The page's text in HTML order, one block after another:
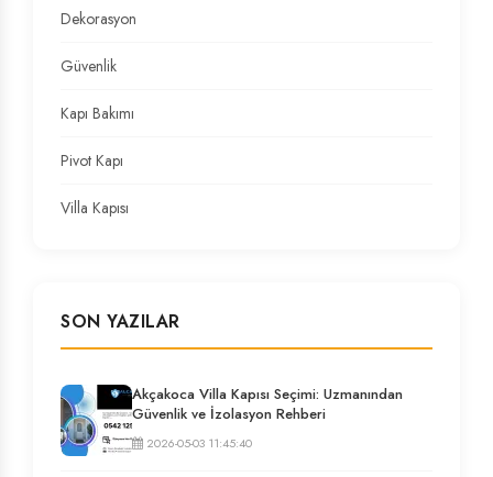
Dekorasyon
Güvenlik
Kapı Bakımı
Pivot Kapı
Villa Kapısı
SON YAZILAR
Akçakoca Villa Kapısı Seçimi: Uzmanından
Güvenlik ve İzolasyon Rehberi
2026-05-03 11:45:40